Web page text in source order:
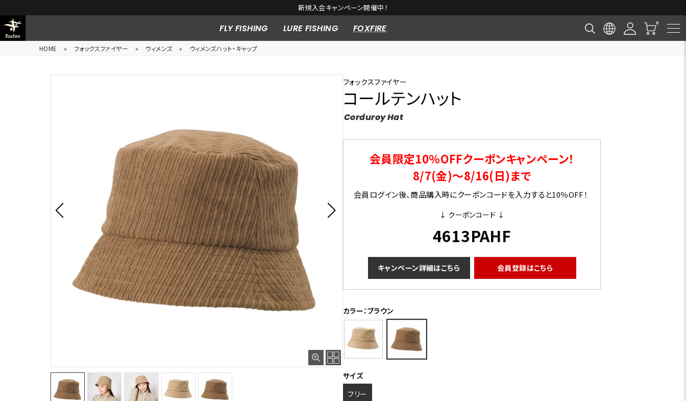
新規入会キャンペーン開催中！
FLY FISHING LURE FISHING FOXFIRE
HOME » フォックスファイヤー » ウィメンズ » ウィメンズハット・キャップ
フォックスファイヤー
コールテンハット
Corduroy Hat
会員限定10％OFFクーポンキャンペーン！
8/7(金)～8/16(日)まで
会員ログイン後、商品購入時にクーポンコードを入力すると10％OFF！
↓ クーポンコード ↓
4613PAHF
キャンペーン詳細はこちら 会員登録はこちら
カラー：ブラウン
サイズ
フリー